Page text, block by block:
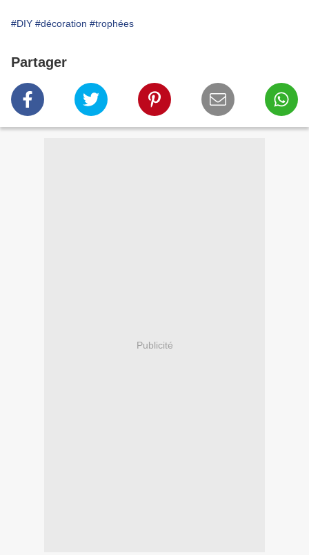
#DIY #décoration #trophées
Partager
Publicité